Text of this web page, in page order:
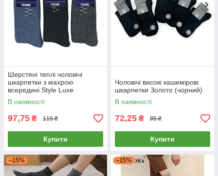
Шерстяні теплі чоловічі
шкарпетки з махрою
всередині Style Luxe
В наявності
97,75 ₴ 115 ₴
Купити
Чоловічі високі кашемірові
шкарпетки Золото (чорний)
В наявності
72,25 ₴ 85 ₴
Купити
–15% –15%